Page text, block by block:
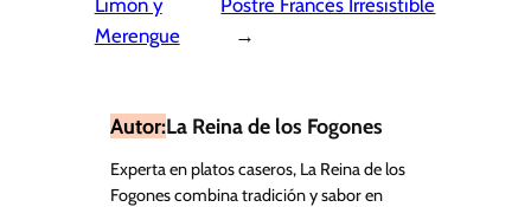
Merengue
→
Autor:La Reina de los Fogones
Experta en platos caseros, La Reina de los
Fogones combina tradición y sabor en